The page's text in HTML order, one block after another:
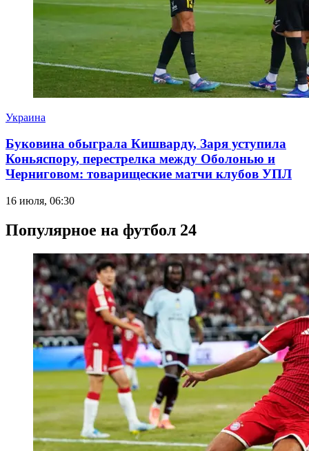
Украина
Буковина обыграла Кишварду, Заря уступила
Коньяспору, перестрелка между Оболонью и
Черниговом: товарищеские матчи клубов УПЛ
16 июля, 06:30
Популярное на футбол 24